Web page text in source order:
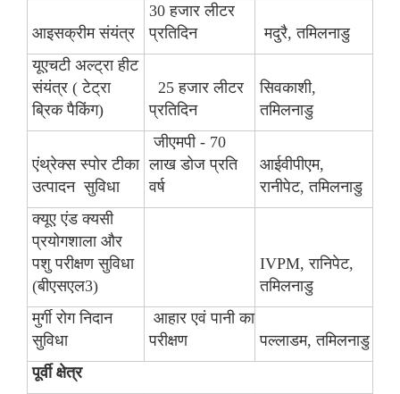
आइसक्रीम संयंत्र
30 हजार लीटर
प्रतिदिन
मदुरै, तमिलनाडु
यूएचटी अल्ट्रा हीट
संयंत्र ( टेट्रा
ब्रिक पैकिंग)
25 हजार लीटर
प्रतिदिन
सिवकाशी,
तमिलनाडु
एंथ्रेक्स स्पोर टीका
उत्पादन सुविधा
जीएमपी - 70
लाख डोज प्रति
वर्ष
आईवीपीएम,
रानीपेट, तमिलनाडु
क्यूए एंड क्यसी
प्रयोगशाला और
पशु परीक्षण सुविधा
(बीएसएल3)
IVPM, रानिपेट,
तमिलनाडु
मुर्गी रोग निदान
सुविधा
आहार एवं पानी का
परीक्षण
पल्लाडम, तमिलनाडु
पूर्वी क्षेत्र